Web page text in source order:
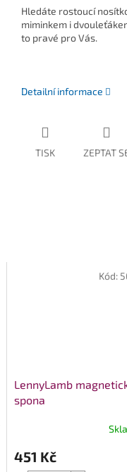
Hledáte rostoucí
miminkem i
to pravé pro Vás.
Detailní informace
TISK ZEPTAT
LennyLamb
spona
451 Kč
Kód: